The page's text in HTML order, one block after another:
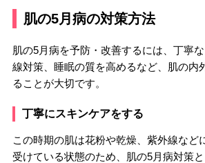
肌の5月病の対策方法
肌の5月病を予防・改善するには、丁寧
線対策、睡眠の質を高めるなど、肌の内
ることが大切です。
丁寧にスキンケアをする
この時期の肌は花粉や乾燥、紫外線など
受けている状態のため、肌の5月病対策